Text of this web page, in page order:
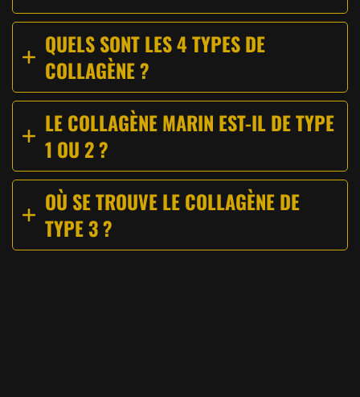
QUELS SONT LES 4 TYPES DE
COLLAGÈNE ?
LE COLLAGÈNE MARIN EST-IL DE TYPE
1 OU 2 ?
OÙ SE TROUVE LE COLLAGÈNE DE
TYPE 3 ?